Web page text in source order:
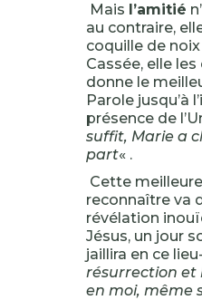
Mais l’amitié
au contraire,
coquille de
Cassée, elle les
donne le
Parole jusqu’à
présence de
suffit, Marie a
part« .
Cette
reconnaître va
révélation
Jésus, un jour
jaillira en ce
résurrection et
en moi, même